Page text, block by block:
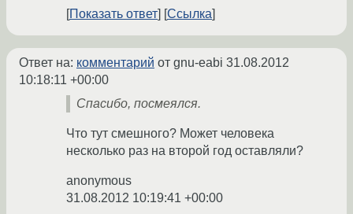
Показать ответ
Ссылка
Ответ на: комментарий от gnu-eabi 31.08.2012
10:18:11 +00:00
Спасибо, посмеялся.
Что тут смешного? Может человека
несколько раз на второй год оставляли?
anonymous
31.08.2012 10:19:41 +00:00